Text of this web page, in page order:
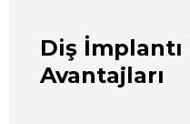
Diş
Avantajları